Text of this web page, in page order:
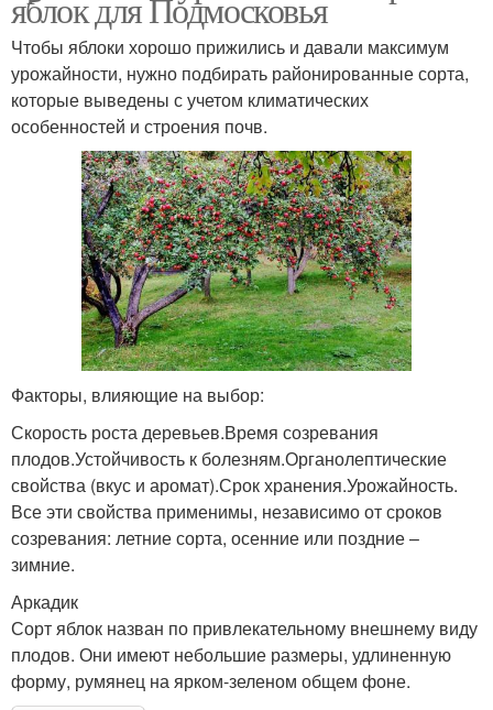
Чтобы яблоки хорошо прижились и давали максимум
урожайности, нужно подбирать районированные сорта,
которые выведены с учетом климатических
особенностей и строения почв.
Факторы, влияющие на выбор:
Скорость роста деревьев.Время созревания
плодов.Устойчивость к болезням.Органолептические
свойства (вкус и аромат).Срок хранения.Урожайность.
Все эти свойства применимы, независимо от сроков
созревания: летние сорта, осенние или поздние –
зимние.
Аркадик
Сорт яблок назван по привлекательному внешнему виду
плодов. Они имеют небольшие размеры, удлиненную
форму, румянец на ярком-зеленом общем фоне.